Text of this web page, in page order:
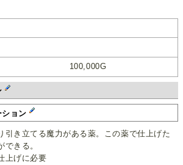
100,000G
ション
引き立てる魔力がある薬。この薬で仕上げた
できる。
上げに必要